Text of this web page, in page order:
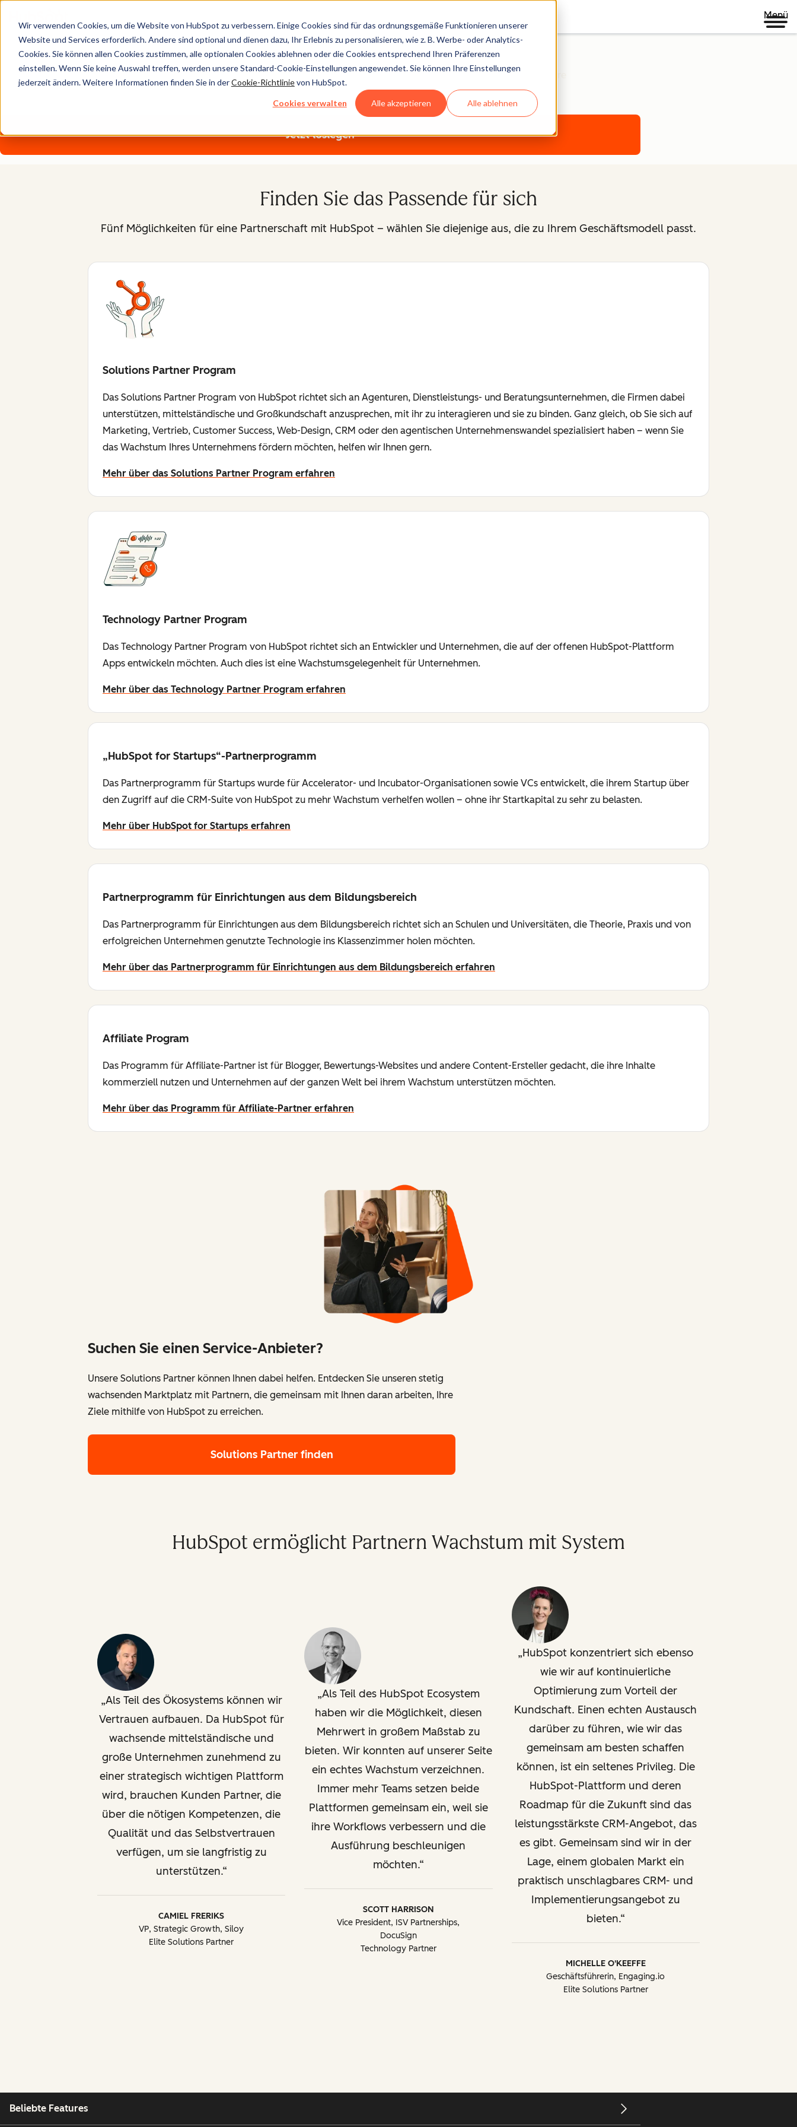
Wir verwenden Cookies, um die Website von HubSpot zu verbessern. Einige Cookies sind für das ordnungsgemäße Funktionieren unserer
Website und Services erforderlich. Andere sind optional und dienen dazu, Ihr Erlebnis zu personalisieren, wie z. B. Werbe- oder Analytics-
Cookies. Sie können allen Cookies zustimmen, alle optionalen Cookies ablehnen oder die Cookies entsprechend Ihren Präferenzen
einstellen. Wenn Sie keine Auswahl treffen, werden unsere Standard-Cookie-Einstellungen angewendet. Sie können Ihre Einstellungen
jederzeit ändern. Weitere Informationen finden Sie in derCookie-Richtlinievon HubSpot.
Cookies verwalten Alle akzeptieren Alle ablehnen
Menü
Werden Sie HubSpot-Partner
Sie möchten, dass Ihr Unternehmen schneller wächst. Unternehmenswachstum ist unser Geschäft. Informieren Sie sich über unsere
Partnerprogramme, suchen Sie sich das passende aus – und lassen Sie uns gemeinsam an Ihrem Wachstum arbeiten.
Jetzt loslegen
Finden Sie das Passende für sich
Fünf Möglichkeiten für eine Partnerschaft mit HubSpot – wählen Sie diejenige aus, die zu Ihrem Geschäftsmodell passt.
Solutions Partner Program
Das Solutions Partner Program von HubSpot richtet sich an Agenturen, Dienstleistungs- und Beratungsunternehmen, die Firmen dabei
unterstützen, mittelständische und Großkundschaft anzusprechen, mit ihr zu interagieren und sie zu binden. Ganz gleich, ob Sie sich auf
Marketing, Vertrieb, Customer Success, Web-Design, CRM oder den agentischen Unternehmenswandel spezialisiert haben – wenn Sie
das Wachstum Ihres Unternehmens fördern möchten, helfen wir Ihnen gern.
Mehr über das Solutions Partner Program erfahren
Technology Partner Program
Das Technology Partner Program von HubSpot richtet sich an Entwickler und Unternehmen, die auf der offenen HubSpot-Plattform
Apps entwickeln möchten. Auch dies ist eine Wachstumsgelegenheit für Unternehmen.
Mehr über das Technology Partner Program erfahren
„HubSpot for Startups“-Partnerprogramm
Das Partnerprogramm für Startups wurde für Accelerator- und Incubator-Organisationen sowie VCs entwickelt, die ihrem Startup über
den Zugriff auf die CRM-Suite von HubSpot zu mehr Wachstum verhelfen wollen – ohne ihr Startkapital zu sehr zu belasten.
Mehr über HubSpot for Startups erfahren
Partnerprogramm für Einrichtungen aus dem Bildungsbereich
Das Partnerprogramm für Einrichtungen aus dem Bildungsbereich richtet sich an Schulen und Universitäten, die Theorie, Praxis und von
erfolgreichen Unternehmen genutzte Technologie ins Klassenzimmer holen möchten.
Mehr über das Partnerprogramm für Einrichtungen aus dem Bildungsbereich erfahren
Affiliate Program
Das Programm für Affiliate-Partner ist für Blogger, Bewertungs-Websites und andere Content-Ersteller gedacht, die ihre Inhalte
kommerziell nutzen und Unternehmen auf der ganzen Welt bei ihrem Wachstum unterstützen möchten.
Mehr über das Programm für Affiliate-Partner erfahren
Suchen Sie einen Service-Anbieter?
Unsere Solutions Partner können Ihnen dabei helfen. Entdecken Sie unseren stetig
wachsenden Marktplatz mit Partnern, die gemeinsam mit Ihnen daran arbeiten, Ihre
Ziele mithilfe von HubSpot zu erreichen.
Solutions Partner finden
HubSpot ermöglicht Partnern Wachstum mit System
Als Teil des Ökosystems können wir
Vertrauen aufbauen. Da HubSpot für
wachsende mittelständische und
große Unternehmen zunehmend zu
einer strategisch wichtigen Plattform
wird, brauchen Kunden Partner, die
über die nötigen Kompetenzen, die
Qualität und das Selbstvertrauen
verfügen, um sie langfristig zu
unterstützen.
CAMIEL FRERIKS
VP, Strategic Growth, Siloy
Elite Solutions Partner
Als Teil des HubSpot Ecosystem
haben wir die Möglichkeit, diesen
Mehrwert in großem Maßstab zu
bieten. Wir konnten auf unserer Seite
ein echtes Wachstum verzeichnen.
Immer mehr Teams setzen beide
Plattformen gemeinsam ein, weil sie
ihre Workflows verbessern und die
Ausführung beschleunigen
möchten.
SCOTT HARRISON
Vice President, ISV Partnerships,
DocuSign
Technology Partner
HubSpot konzentriert sich ebenso
wie wir auf kontinuierliche
Optimierung zum Vorteil der
Kundschaft. Einen echten Austausch
darüber zu führen, wie wir das
gemeinsam am besten schaffen
können, ist ein seltenes Privileg. Die
HubSpot-Plattform und deren
Roadmap für die Zukunft sind das
leistungsstärkste CRM-Angebot, das
es gibt. Gemeinsam sind wir in der
Lage, einem globalen Markt ein
praktisch unschlagbares CRM- und
Implementierungsangebot zu
bieten.
MICHELLE O'KEEFFE
Geschäftsführerin, Engaging.io
Elite Solutions Partner
Beliebte Features